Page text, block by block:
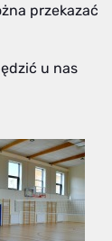
przekazać
u nas